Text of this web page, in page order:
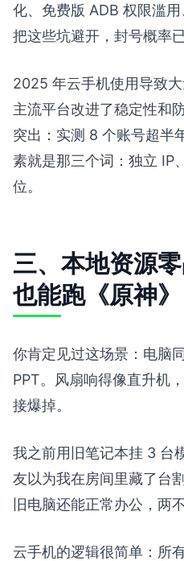
化、免费版 ADB 权限滥
把这些坑避开，封号概率
2025 年云手机使用导致
主流平台改进了稳定性和
突出：实测 8 个账号超半
素就是那三个词：独立 IP
位。
三、本地资源
也能跑《原神》
你肯定见过这场景：电脑
PPT。风扇响得像直升机
接爆掉。
我之前用旧笔记本挂 3 台
友以为我在房间里藏了台
旧电脑还能正常办公，两不
云手机的逻辑很简单：所